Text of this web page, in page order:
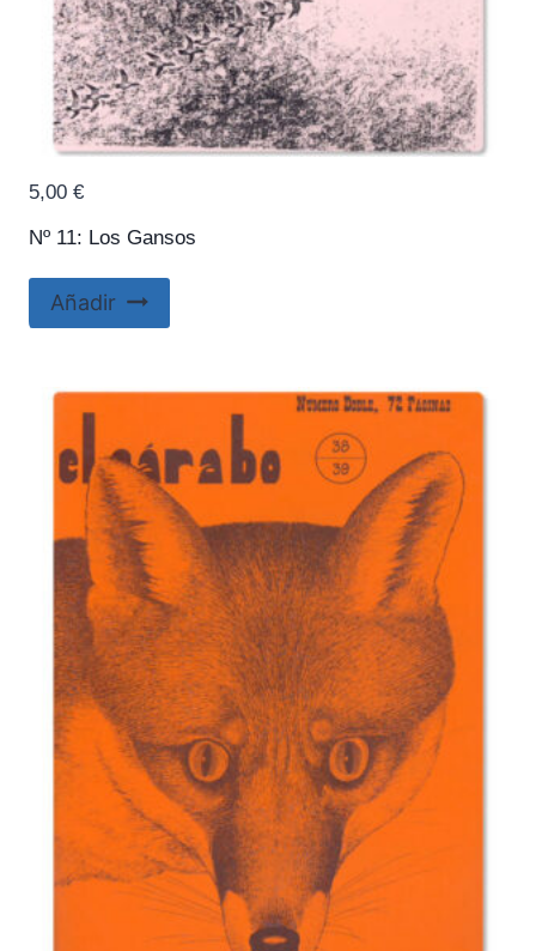
Nº 11: Los Gansos
5,00 €
Añadir